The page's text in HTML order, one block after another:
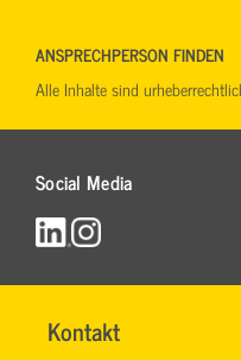
Kontakt
RONALD
Name*
Social Media
ANSPRECHPERSON FINDEN
Alle Inhalte sind